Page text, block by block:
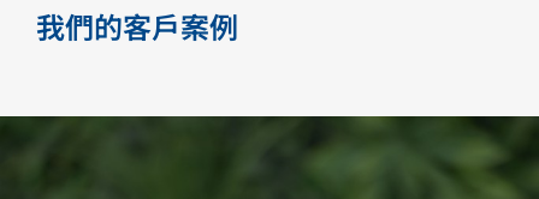
主要服務
最新資訊
我們的客戶案例